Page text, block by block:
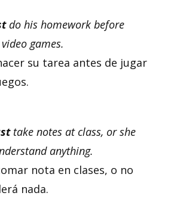
do his homework before
games.
su tarea antes de jugar
take notes at class, or she
anything.
nota en clases, o no
nada.